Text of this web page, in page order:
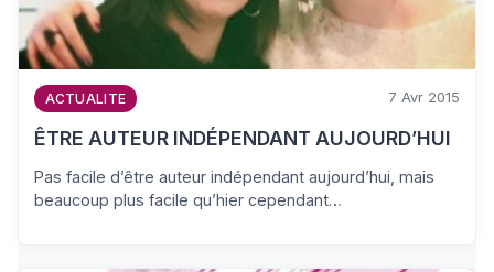
ACTUALITE 7 Avr 2015
ÊTRE AUTEUR INDÉPENDANT AUJOURD’HUI
Pas facile d’être auteur indépendant aujourd’hui, mais
beaucoup plus facile qu’hier cependant…